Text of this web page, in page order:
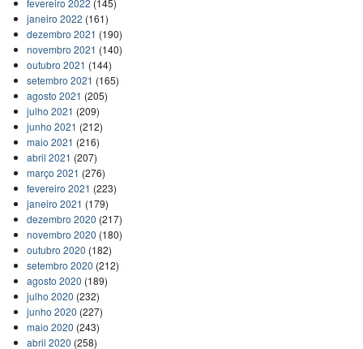
fevereiro 2022 (145)
janeiro 2022 (161)
dezembro 2021 (190)
novembro 2021 (140)
outubro 2021 (144)
setembro 2021 (165)
agosto 2021 (205)
julho 2021 (209)
junho 2021 (212)
maio 2021 (216)
abril 2021 (207)
março 2021 (276)
fevereiro 2021 (223)
janeiro 2021 (179)
dezembro 2020 (217)
novembro 2020 (180)
outubro 2020 (182)
setembro 2020 (212)
agosto 2020 (189)
julho 2020 (232)
junho 2020 (227)
maio 2020 (243)
abril 2020 (258)